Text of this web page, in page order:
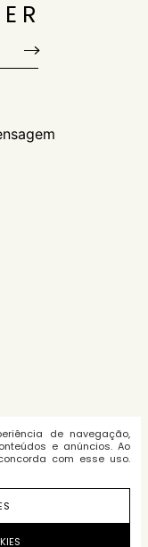
de navegação,
e anúncios. Ao
com esse uso.
de